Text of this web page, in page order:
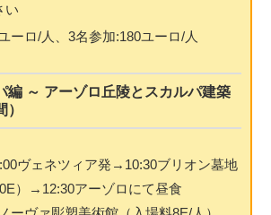
い
ーロ/人、3名参加:180ユーロ/人
編 ～ アーゾロ丘陵とスカルパ建築
ヴェネツィア発→10:30ブリオン墓地
）→12:30アーゾロにて昼食